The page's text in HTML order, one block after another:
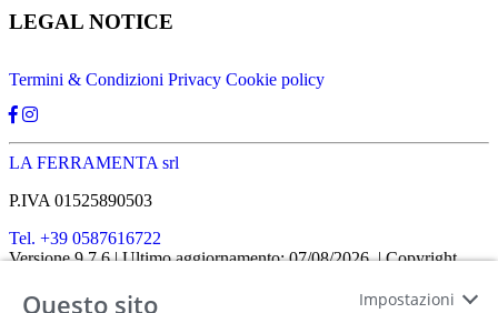
LEGAL NOTICE
Termini & Condizioni Privacy Cookie policy
LA FERRAMENTA srl
P.IVA 01525890503
Tel. +39 0587616722
Versione 9.7.6 | Ultimo aggiornamento: 07/08/2026 | Copyright
Home| Chi siamo| Approfondimenti
Questo sito Impostazioni